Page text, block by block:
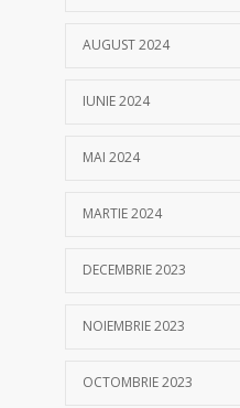
AUGUST 2024
IUNIE 2024
MAI 2024
MARTIE 2024
DECEMBRIE 2023
NOIEMBRIE 2023
OCTOMBRIE 2023